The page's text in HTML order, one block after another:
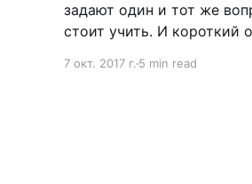
задают один и тот же
стоит учить. И короткий
7 окт. 2017 г. 5 min read